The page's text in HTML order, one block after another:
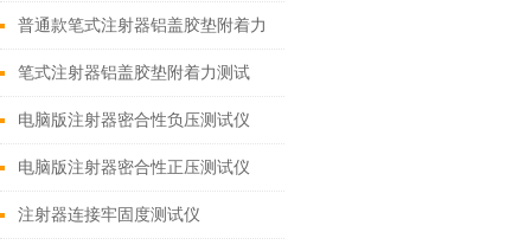
证
普通款笔式注射器铝盖胶垫附着力
测试仪，笔式注射器胶垫附着力测
试仪
笔式注射器铝盖胶垫附着力测试
仪，笔式注射器胶垫附着力测试仪
电脑版注射器密合性负压测试仪
电脑版注射器密合性正压测试仪
注射器连接牢固度测试仪